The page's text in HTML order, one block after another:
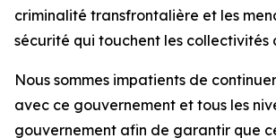
criminalité transfrontalière et les
sécurité qui touchent les collectivités
Nous sommes impatients de
avec ce gouvernement et tous les
gouvernement afin de garantir que